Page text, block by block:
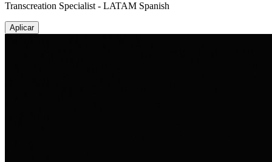
Transcreation Specialist - LATAM Spanish
Aplicar